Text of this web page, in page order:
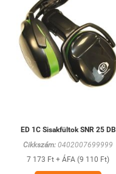
ED 1C Sisakfültok SNR 25 DB
Cikkszám: 0402007699999
7 173 Ft + ÁFA (9 110 Ft)